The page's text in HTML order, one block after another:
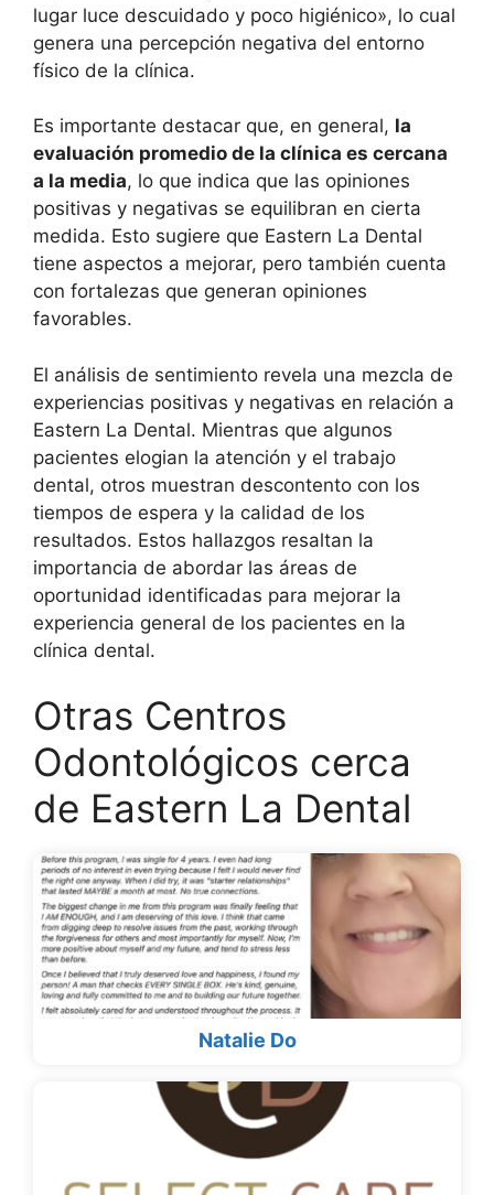
lugar luce descuidado y poco higiénico», lo cual
genera una percepción negativa del entorno
físico de la clínica.
Es importante destacar que, en general, la
evaluación promedio de la clínica es cercana
a la media, lo que indica que las opiniones
positivas y negativas se equilibran en cierta
medida. Esto sugiere que Eastern La Dental
tiene aspectos a mejorar, pero también cuenta
con fortalezas que generan opiniones
favorables.
El análisis de sentimiento revela una mezcla de
experiencias positivas y negativas en relación a
Eastern La Dental. Mientras que algunos
pacientes elogian la atención y el trabajo
dental, otros muestran descontento con los
tiempos de espera y la calidad de los
resultados. Estos hallazgos resaltan la
importancia de abordar las áreas de
oportunidad identificadas para mejorar la
experiencia general de los pacientes en la
clínica dental.
Otras Centros
Odontológicos cerca
de Eastern La Dental
Natalie Do